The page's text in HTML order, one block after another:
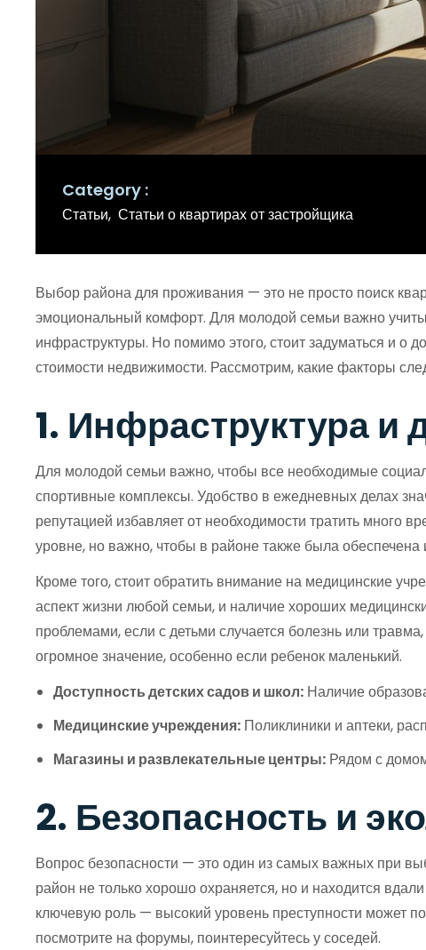
Category
Статьи Статьи о квартирах от застройщика
Выбор района для проживания — это не просто поиск
эмоциональный комфорт. Для молодой семьи важно
инфраструктуры. Но помимо этого, стоит задуматься и о
стоимости недвижимости. Рассмотрим, какие факторы
1. Инфраструктура и
Для молодой семьи важно, чтобы все необходимые
спортивные комплексы. Удобство в ежедневных делах
репутацией избавляет от необходимости тратить много
уровне, но важно, чтобы в районе также была обеспечена
Кроме того, стоит обратить внимание на медицинские
аспект жизни любой семьи, и наличие хороших
проблемами, если с детьми случается болезнь или
огромное значение, особенно если ребенок маленький.
Доступность детских садов и школ: Наличие
Медицинские учреждения: Поликлиники и аптеки,
Магазины и развлекательные центры: Рядом с
2. Безопасность и
Вопрос безопасности — это один из самых важных при
район не только хорошо охраняется, но и находится
ключевую роль — высокий уровень преступности может
посмотрите на форумы, поинтересуйтесь у соседей.